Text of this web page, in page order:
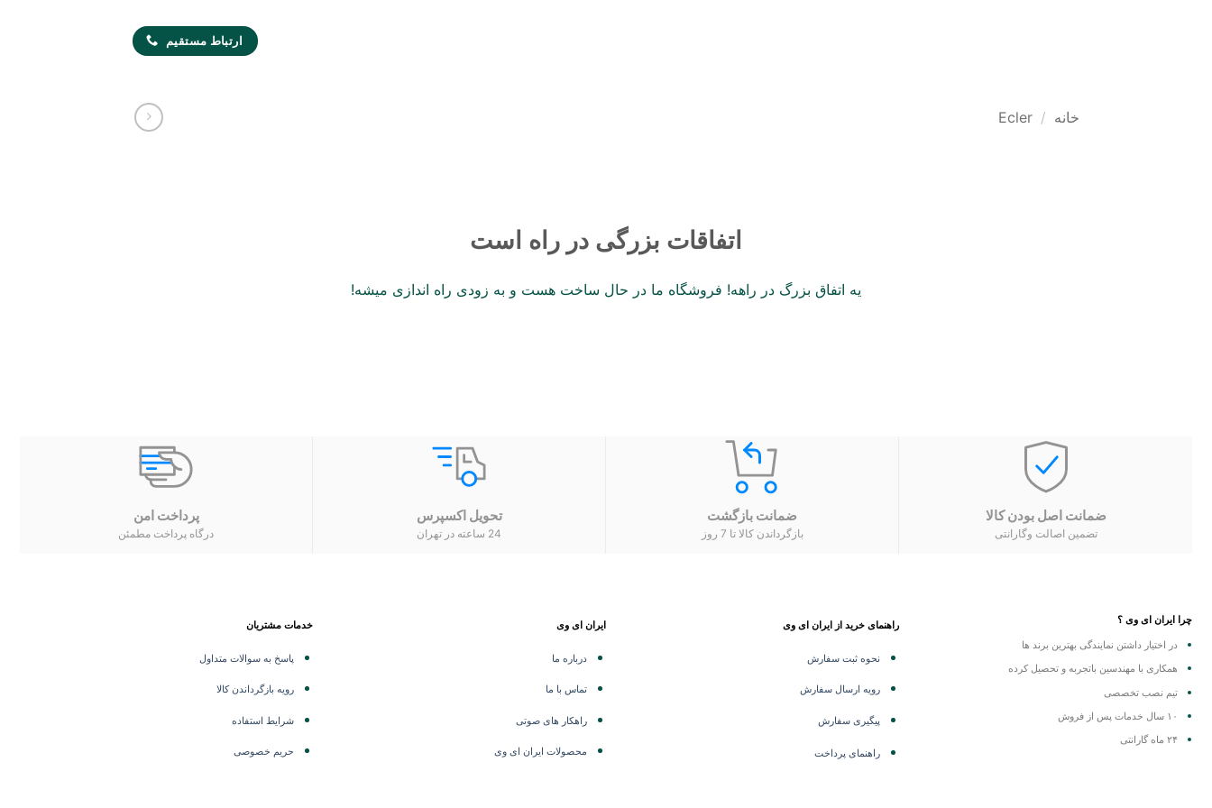
ارتباط مستقیم
خانه /
Ecler
اتفاقات بزرگی در راه است
یه اتفاق بزرگ در راهه! فروشگاه ما در حال ساخت هست و به زودی راه اندازی میشه!
ضمانت اصل بودن کالا
تضمین اصالت وگارانتی
ضمانت بازگشت
بازگرداندن کالا تا 7 روز
تحویل اکسپرس
24 ساعته در تهران
پرداخت امن
درگاه پرداخت مطمئن
چرا ایران ای وی ؟
در اختیار داشتن نمایندگی بهترین برند ها
همکاری با مهندسین باتجربه و تحصیل کرده
تیم نصب تخصصی
۱۰ سال خدمات پس از فروش
۲۴ ماه گارانتی
راهنمای خرید از ایران ای وی
نحوه ثبت سفارش
رویه ارسال سفارش
پیگیری سفارش
راهنمای پرداخت
ایران ای وی
درباره ما
تماس با ما
راهکار های صوتی
محصولات ایران ای وی
خدمات مشتریان
پاسخ به سوالات متداول
رویه بازگرداندن کالا
شرایط استفاده
حریم خصوصی